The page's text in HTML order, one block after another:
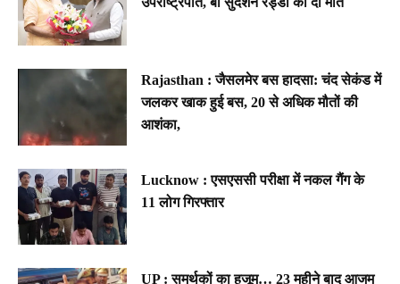
Rajasthan : जैसलमेर बस हादसा: चंद सेकंड में
जलकर खाक हुई बस, 20 से अधिक मौतों की
आशंका,
Lucknow : एसएससी परीक्षा में नकल गैंग के
11 लोग गिरफ्तार
UP : समर्थकों का हुजूम… 23 महीने बाद आजम